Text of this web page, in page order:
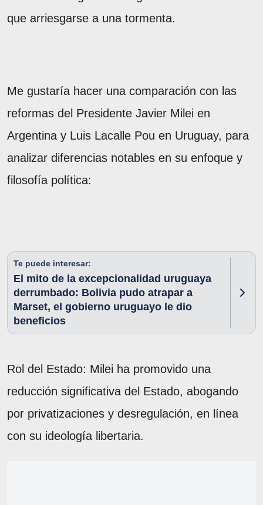
que arriesgarse a una tormenta.
Me gustaría hacer una comparación con las
reformas del Presidente Javier Milei en
Argentina y Luis Lacalle Pou en Uruguay, para
analizar diferencias notables en su enfoque y
filosofía política:
Te puede interesar:
El mito de la excepcionalidad uruguaya
derrumbado: Bolivia pudo atrapar a
Marset, el gobierno uruguayo le dio
beneficios
Rol del Estado: Milei ha promovido una
reducción significativa del Estado, abogando
por privatizaciones y desregulación, en línea
con su ideología libertaria.